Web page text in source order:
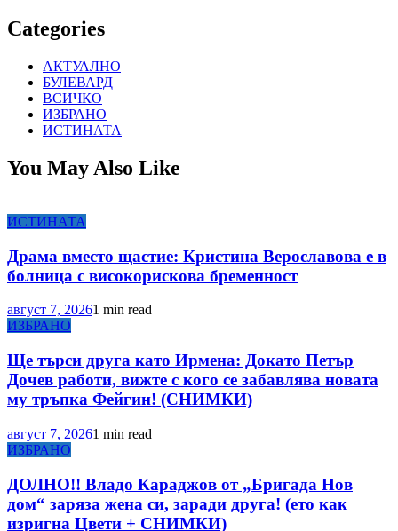
Categories
АКТУАЛНО
БУЛЕВАРД
ВСИЧКО
ИЗБРАНО
ИСТИНАТА
You May Also Like
ИСТИНАТА
Драма вместо щастие: Кристина Верославова е в
болница с високорискова бременност
август 7, 20261 min read
ИЗБРАНО
Ще търси друга като Ирмена: Докато Петър
Дочев работи, вижте с кого се забавлява новата
му тръпка Фейгин! (СНИМКИ)
август 7, 20261 min read
ИЗБРАНО
ДОЛНО!! Владо Караджов от „Бригада Нов
дом“ заряза жена си, заради друга! (ето как
изригна Цвети + СНИМКИ)